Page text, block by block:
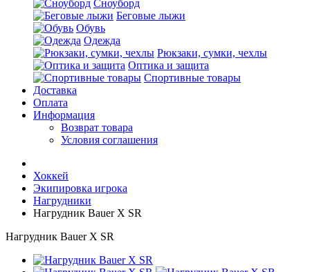
Сноуборд
Беговые лыжи
Обувь
Одежда
Рюкзаки, сумки, чехлы
Оптика и защита
Спортивные товары
Доставка
Оплата
Информация
Возврат товара
Условия соглашения
Хоккей
Экипировка игрока
Нагрудники
Нагрудник Bauer X SR
Нагрудник Bauer X SR